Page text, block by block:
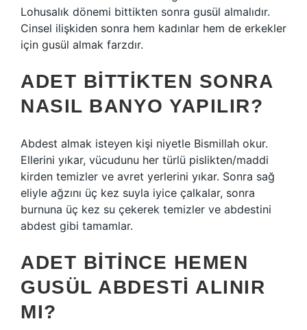
Lohusalık dönemi bittikten sonra gusül almalıdır.
Cinsel ilişkiden sonra hem kadınlar hem de erkekler
için gusül almak farzdır.
ADET BITTIKTEN SONRA
NASIL BANYO YAPILIR?
Abdest almak isteyen kişi niyetle Bismillah okur.
Ellerini yıkar, vücudunu her türlü pislikten/maddi
kirden temizler ve avret yerlerini yıkar. Sonra sağ
eliyle ağzını üç kez suyla iyice çalkalar, sonra
burnuna üç kez su çekerek temizler ve abdestini
abdest gibi tamamlar.
ADET BITINCE HEMEN
GUSÜL ABDESTI ALINIR
MI?